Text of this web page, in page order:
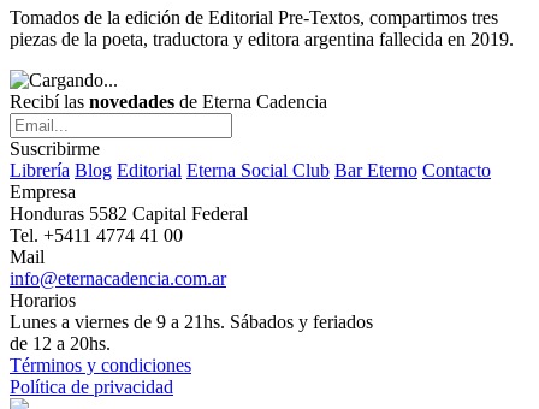
Tomados de la edición de Editorial Pre-Textos, compartimos tres
piezas de la poeta, traductora y editora argentina fallecida en 2019.
Recibí las novedades de Eterna Cadencia
Suscribirme
Librería Blog Editorial Eterna Social Club Bar Eterno Contacto
Empresa
Honduras 5582 Capital Federal
Tel. +5411 4774 41 00
Mail
info@eternacadencia.com.ar
Horarios
Lunes a viernes de 9 a 21hs. Sábados y feriados
de 12 a 20hs.
Términos y condiciones
Política de privacidad